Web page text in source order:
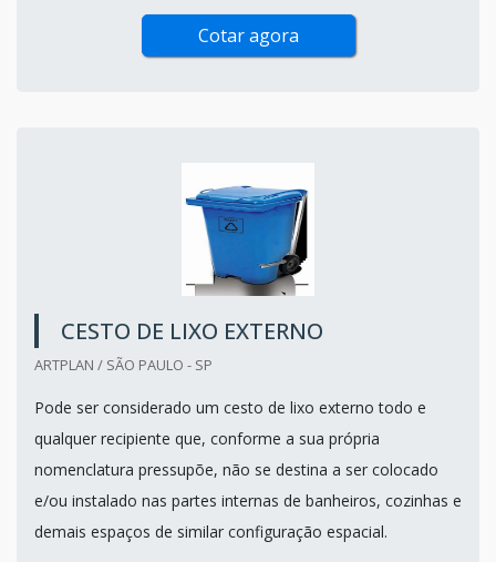
Cotar agora
CESTO DE LIXO EXTERNO
ARTPLAN / SÃO PAULO - SP
Pode ser considerado um cesto de lixo externo todo e
qualquer recipiente que, conforme a sua própria
nomenclatura pressupõe, não se destina a ser colocado
e/ou instalado nas partes internas de banheiros, cozinhas e
demais espaços de similar configuração espacial.